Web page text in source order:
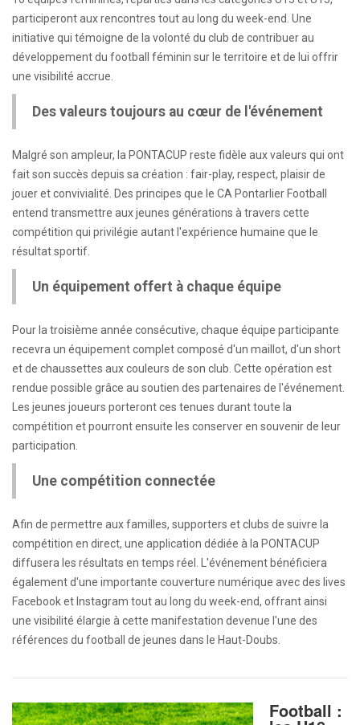
participeront aux rencontres tout au long du week-end. Une
initiative qui témoigne de la volonté du club de contribuer au
développement du football féminin sur le territoire et de lui offrir
une visibilité accrue.
Des valeurs toujours au cœur de l'événement
Malgré son ampleur, la PONTACUP reste fidèle aux valeurs qui ont
fait son succès depuis sa création : fair-play, respect, plaisir de
jouer et convivialité. Des principes que le CA Pontarlier Football
entend transmettre aux jeunes générations à travers cette
compétition qui privilégie autant l'expérience humaine que le
résultat sportif.
Un équipement offert à chaque équipe
Pour la troisième année consécutive, chaque équipe participante
recevra un équipement complet composé d'un maillot, d'un short
et de chaussettes aux couleurs de son club. Cette opération est
rendue possible grâce au soutien des partenaires de l'événement.
Les jeunes joueurs porteront ces tenues durant toute la
compétition et pourront ensuite les conserver en souvenir de leur
participation.
Une compétition connectée
Afin de permettre aux familles, supporters et clubs de suivre la
compétition en direct, une application dédiée à la PONTACUP
diffusera les résultats en temps réel. L'événement bénéficiera
également d'une importante couverture numérique avec des lives
Facebook et Instagram tout au long du week-end, offrant ainsi
une visibilité élargie à cette manifestation devenue l'une des
références du football de jeunes dans le Haut-Doubs.
Football :